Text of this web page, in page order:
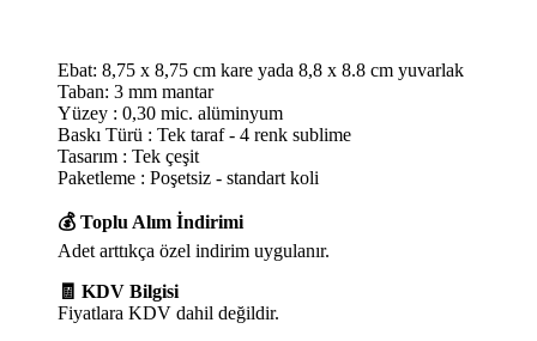
Ebat: 8,75 x 8,75 cm kare yada 8,8 x 8.8 cm yuvarlak
Taban: 3 mm mantar
Yüzey : 0,30 mic. alüminyum
Baskı Türü : Tek taraf - 4 renk sublime
Tasarım : Tek çeşit
Paketleme : Poşetsiz - standart koli
💰 Toplu Alım İndirimi
Adet arttıkça özel indirim uygulanır.
🧾 KDV Bilgisi
Fiyatlara KDV dahil değildir.